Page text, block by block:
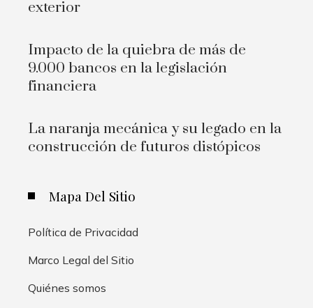
exterior
Impacto de la quiebra de más de
9.000 bancos en la legislación
financiera
La naranja mecánica y su legado en la
construcción de futuros distópicos
Mapa Del Sitio
Política de Privacidad
Marco Legal del Sitio
Quiénes somos